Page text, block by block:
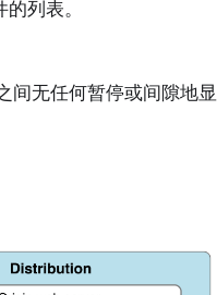
列表。
间无任何暂停或间隙地显